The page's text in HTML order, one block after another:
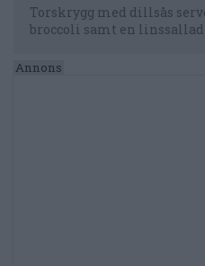
Torskrygg med dillsås
broccoli samt en linssallad